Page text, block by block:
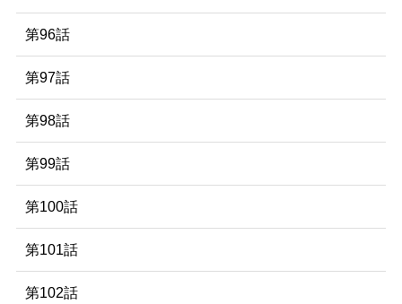
第96話
第97話
第98話
第99話
第100話
第101話
第102話